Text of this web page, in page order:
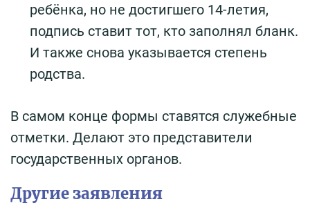
ребёнка, но не достигшего 14-летия,
подпись ставит тот, кто заполнял бланк.
И также снова указывается степень
родства.
В самом конце формы ставятся служебные
отметки. Делают это представители
государственных органов.
Другие заявления